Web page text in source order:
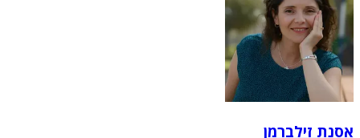
אסנת זילברמן